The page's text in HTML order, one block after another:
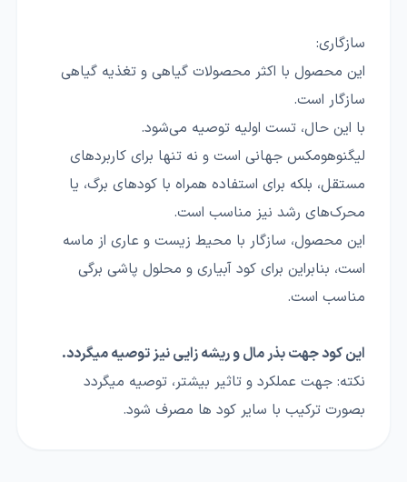
سازگاری:
این محصول با اکثر محصولات گیاهی و تغذیه گیاهی
سازگار است.
با این حال، تست اولیه توصیه می‌شود.
لیگنوهومکس جهانی است و نه تنها برای کاربردهای
مستقل، بلکه برای استفاده همراه با کودهای برگ، یا
محرک‌های رشد نیز مناسب است.
این محصول، سازگار با محیط زیست و عاری از ماسه
است، بنابراین برای کود آبیاری و محلول پاشی برگی
مناسب است.
این کود جهت بذر مال و ریشه زایی نیز توصیه میگردد.
نکته: جهت عملکرد و تاثیر بیشتر، توصیه میگردد
بصورت ترکیب با سایر کود ها مصرف شود.